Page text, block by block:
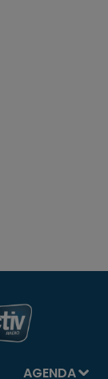
AGENDA